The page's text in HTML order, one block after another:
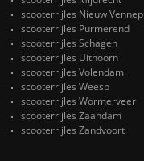
scooterrijles Nieuw Vennep
scooterrijles Purmerend
scooterrijles Schagen
scooterrijles Uithoorn
scooterrijles Volendam
scooterrijles Weesp
scooterrijles Wormerveer
scooterrijles Zaandam
scooterrijles Zandvoort